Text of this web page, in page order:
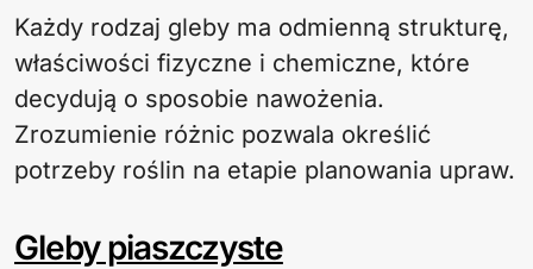
Każdy rodzaj gleby ma odmienną strukturę,
właściwości fizyczne i chemiczne, które
decydują o sposobie nawożenia.
Zrozumienie różnic pozwala określić
potrzeby roślin na etapie planowania upraw.
Gleby piaszczyste